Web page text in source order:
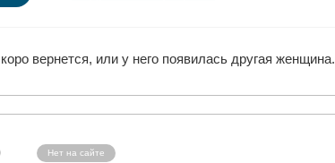
вернется, или у него появилась другая женщина.
Нет на сайте